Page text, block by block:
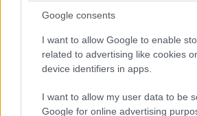
Google consents
I want to allow Google to enable
related to advertising like cookies
device identifiers in apps.
I want to allow my user data to be
Google for online advertising
Διαβάστε και ακολουθήστε τους